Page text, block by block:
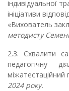
індивідуальної
ініціативи
«Вихователь
методисту
2.3.
Схвалити
педагогічну
міжатестаційний
2024 року.